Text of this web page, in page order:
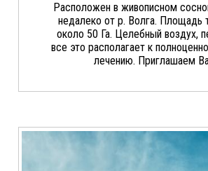
Расположен в живописном
недалеко от р. Волга. Площадь
около 50 Га. Целебный воздух,
все это располагает к
лечению. Приглашаем